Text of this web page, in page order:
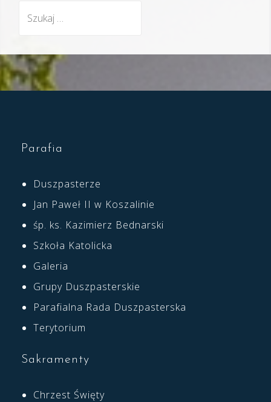
Parafia
Duszpasterze
Jan Paweł II w Koszalinie
śp. ks. Kazimierz Bednarski
Szkoła Katolicka
Galeria
Grupy Duszpasterskie
Parafialna Rada Duszpasterska
Terytorium
Sakramenty
Chrzest Święty